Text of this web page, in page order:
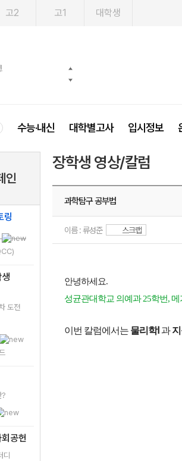
고2 고1 대학생
택!
수능·내신 대학별고사 입시정보
인
링
도전
?
공헌
디
장학생 영상/칼럼
과학탐구 공부법
이름 : 류성준 스크랩
안녕하세요.
성균관대학교 의예과 25학번,
이번 칼럼에서는 물리학Ⅰ 과